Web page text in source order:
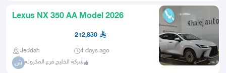
Lexus NX 350 AA Model 2026
212,830
Jeddah 4 days ago
ش شركة الخليج فرع المكرونه